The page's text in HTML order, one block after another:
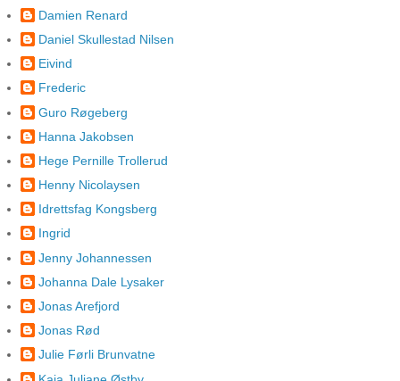
Damien Renard
Daniel Skullestad Nilsen
Eivind
Frederic
Guro Røgeberg
Hanna Jakobsen
Hege Pernille Trollerud
Henny Nicolaysen
Idrettsfag Kongsberg
Ingrid
Jenny Johannessen
Johanna Dale Lysaker
Jonas Arefjord
Jonas Rød
Julie Førli Brunvatne